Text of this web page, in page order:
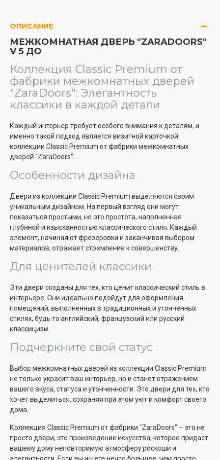
ОПИСАНИЕ
МЕЖКОМНАТНАЯ ДВЕРЬ "ZARADOORS"
V 5 ДО
Коллекция Classic Premium от
фабрики межкомнатных дверей
"ZaraDoors": Элегантность
классики в каждой детали
Каждый интерьер требует особого внимания к деталям, и
именно такой подход является визитной карточкой
коллекции Classic Premium от фабрики межкомнатных
дверей "ZaraDoors".
Особенности дизайна
Двери из коллекции Classic Premium выделяются своим
уникальным дизайном. На первый взгляд они могут
показаться простыми, но это простота, наполненная
глубиной и изысканностью классического стиля. Каждый
элемент, начиная от фрезеровки и заканчивая выбором
материалов, отражает стремление к совершенству.
Для ценителей классики
Эти двери созданы для тех, кто ценит классический стиль в
интерьере. Они идеально подойдут для оформления
помещений, выполненных в традиционных и утонченных
стилях, будь то английский, французский или русский
классицизм.
Подчеркните свой статус
Выбор межкомнатных дверей из коллекции Classic Premium
не только украсит ваш интерьер, но и станет отражением
вашего вкуса, статуса и утонченности. Это двери для тех, кто
хочет выделиться, сохраняя при этом уют и комфорт своего
дома.
Коллекция Classic Premium от фабрики "ZaraDoors" – это не
просто двери, это произведение искусства, которое придаст
вашему дому неповторимую атмосферу роскоши и